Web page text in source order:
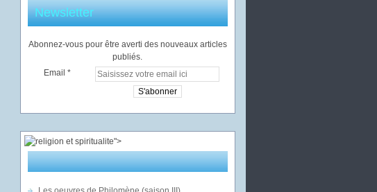
Newsletter
Abonnez-vous pour être averti des nouveaux articles
publiés.
Email
">